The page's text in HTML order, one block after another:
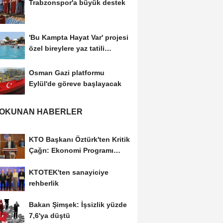
Trabzonspor'a büyük destek
'Bu Kampta Hayat Var' projesi
özel bireylere yaz tatili
Osman Gazi platformu
Eylül'de göreve başlayacak
HABERLER
KTO Başkanı Öztürk'ten Kritik
Çağrı: Ekonomi Programı
KTOTEK'ten sanayiciye
rehberlik
Bakan Şimşek: İşsizlik yüzde
7,6'ya düştü